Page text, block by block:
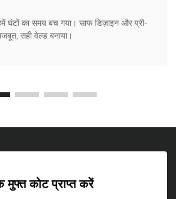
घंटों का समय बच गया। साफ डिज़ाइन और प्री-
सही वेल्ड बनाया।
मुफ्त कोट प्राप्त करें